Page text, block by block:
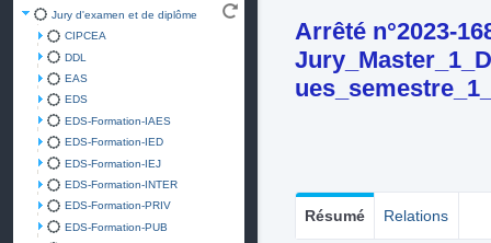
Jury d'examen et de diplôme
CIPCEA
DDL
EAS
EDS
EDS-Formation-IAES
EDS-Formation-IED
EDS-Formation-IEJ
EDS-Formation-INTER
EDS-Formation-PRIV
EDS-Formation-PUB
Arrêté n°2023-
Résumé Relations